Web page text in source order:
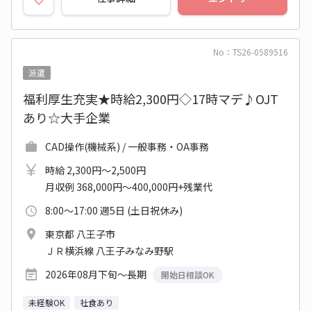
No：TS26-0589516
派遣
福利厚生充実★時給2,300円◇17時マデ♪OJT
あり☆大手企業
CAD操作(機械系) / 一般事務・OA事務
時給 2,300円～2,500円
月収例 368,000円～400,000円+残業代
8:00～17:00 週5日 (土日祝休み)
東京都 八王子市
ＪＲ横浜線 八王子みなみ野駅
2026年08月下旬～長期
開始日相談OK
未経験OK 社食あり